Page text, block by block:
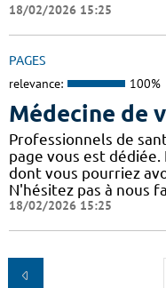
18/02/2026 15:25
PAGES
relevance: 100%
Médecine de
Professionnels de
page vous est
dont vous pourriez
N'hésitez pas à nous
18/02/2026 15:25